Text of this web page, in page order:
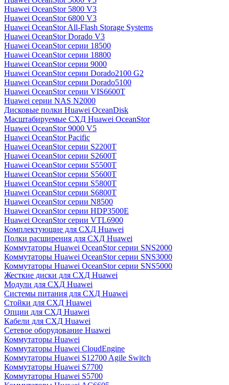
Huawei OceanStor 5800 V3
Huawei OceanStor 6800 V3
Huawei OceanStor All-Flash Storage Systems
Huawei OceanStor Dorado V3
Huawei OceanStor серии 18500
Huawei OceanStor серии 18800
Huawei OceanStor серии 9000
Huawei OceanStor серии Dorado2100 G2
Huawei OceanStor серии Dorado5100
Huawei OceanStor серии VIS6600T
Huawei серии NAS N2000
Дисковые полки Huawei OceanDisk
Масштабируемые СХД Huawei OceanStor
Huawei OceanStor 9000 V5
Huawei OceanStor Pacific
Huawei OceanStor серии S2200T
Huawei OceanStor серии S2600T
Huawei OceanStor серии S5500T
Huawei OceanStor серии S5600T
Huawei OceanStor серии S5800T
Huawei OceanStor серии S6800T
Huawei OceanStor серии N8500
Huawei OceanStor серии HDP3500E
Huawei OceanStor серии VTL6900
Комплектующие для СХД Huawei
Полки расширения для СХД Huawei
Коммутаторы Huawei OceanStor серии SNS2000
Коммутаторы Huawei OceanStor серии SNS3000
Коммутаторы Huawei OceanStor серии SNS5000
Жесткие диски для СХД Huawei
Модули для СХД Huawei
Системы питания для СХД Huawei
Стойки для СХД Huawei
Опции для СХД Huawei
Кабели для СХД Huawei
Сетевое оборудование Huawei
Коммутаторы Huawei
Коммутаторы Huawei CloudEngine
Коммутаторы Huawei S12700 Agile Switch
Коммутаторы Huawei S7700
Коммутаторы Huawei S5700